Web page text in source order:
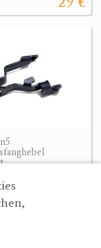
1820